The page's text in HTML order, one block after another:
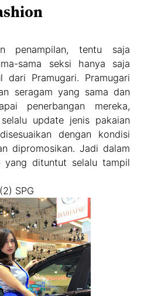
penampilan, tentu saja
sama seksi hanya saja
dari Pramugari. Pramugari
seragam yang sama dan
penerbangan mereka,
update jenis pakaian
dengan kondisi
dipromosikan. Jadi dalam
yang dituntut selalu tampil
SPG